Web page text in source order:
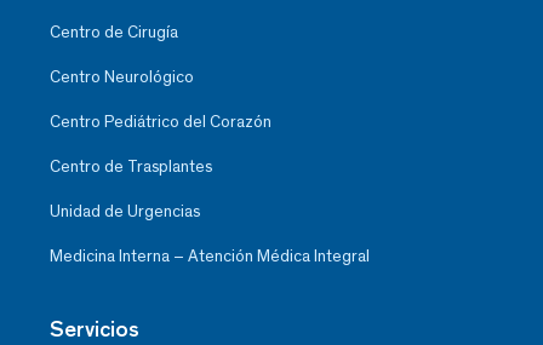
Centro de Cirugía
Centro Neurológico
Centro Pediátrico del Corazón
Centro de Trasplantes
Unidad de Urgencias
Medicina Interna – Atención Médica Integral
Servicios